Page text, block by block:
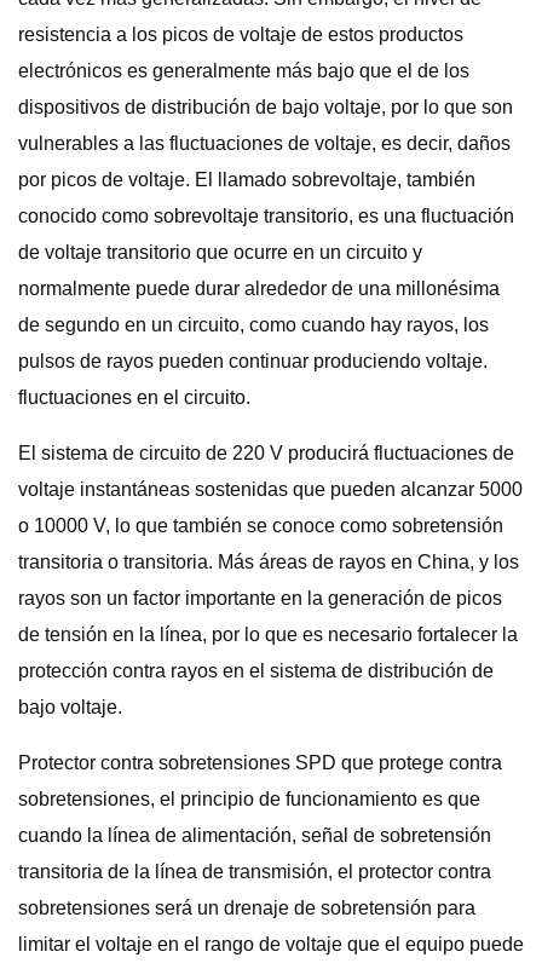
resistencia a los picos de voltaje de estos productos
electrónicos es generalmente más bajo que el de los
dispositivos de distribución de bajo voltaje, por lo que son
vulnerables a las fluctuaciones de voltaje, es decir, daños
por picos de voltaje. El llamado sobrevoltaje, también
conocido como sobrevoltaje transitorio, es una fluctuación
de voltaje transitorio que ocurre en un circuito y
normalmente puede durar alrededor de una millonésima
de segundo en un circuito, como cuando hay rayos, los
pulsos de rayos pueden continuar produciendo voltaje.
fluctuaciones en el circuito.
El sistema de circuito de 220 V producirá fluctuaciones de
voltaje instantáneas sostenidas que pueden alcanzar 5000
o 10000 V, lo que también se conoce como sobretensión
transitoria o transitoria. Más áreas de rayos en China, y los
rayos son un factor importante en la generación de picos
de tensión en la línea, por lo que es necesario fortalecer la
protección contra rayos en el sistema de distribución de
bajo voltaje.
Protector contra sobretensiones SPD que protege contra
sobretensiones, el principio de funcionamiento es que
cuando la línea de alimentación, señal de sobretensión
transitoria de la línea de transmisión, el protector contra
sobretensiones será un drenaje de sobretensión para
limitar el voltaje en el rango de voltaje que el equipo puede